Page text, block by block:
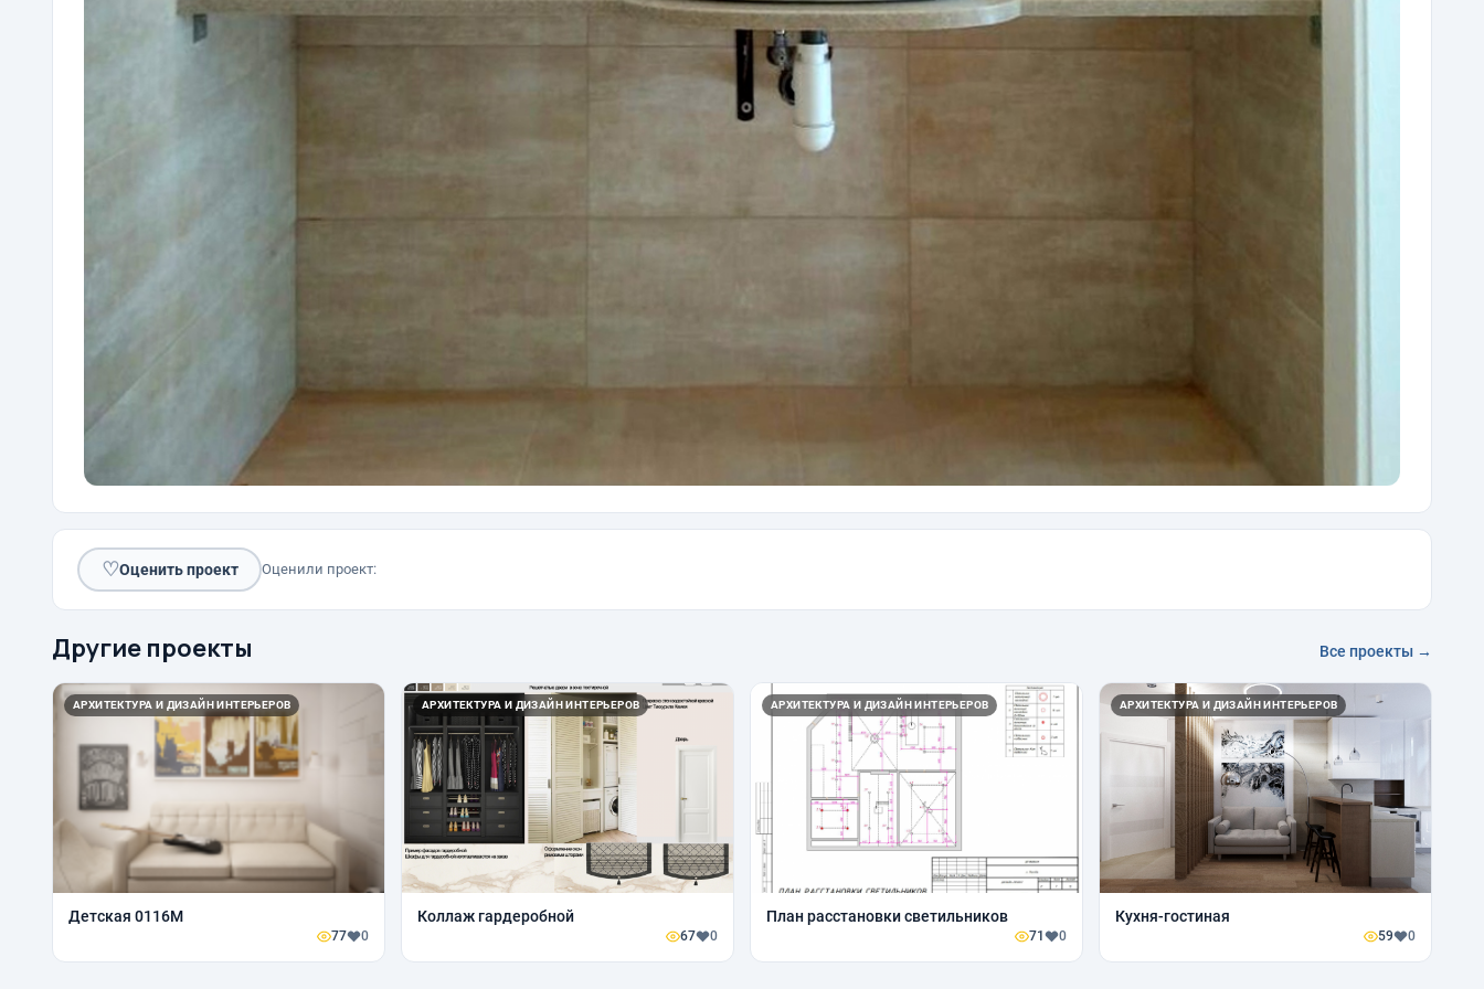
♡Оценить проект Оценили проект:
Другие проекты Все проекты →
АРХИТЕКТУРА И ДИЗАЙН ИНТЕРЬЕРОВ
Детская 0116М
77 0
АРХИТЕКТУРА И ДИЗАЙН ИНТЕРЬЕРОВ
Коллаж гардеробной
67 0
АРХИТЕКТУРА И ДИЗАЙН ИНТЕРЬЕРОВ
План расстановки светильников
71 0
АРХИТЕКТУРА И ДИЗАЙН ИНТЕРЬЕРОВ
Кухня-гостиная
59 0